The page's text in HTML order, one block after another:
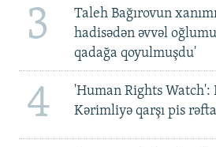
3
Taleh Bağırovun
hadisədən əvvəl
qadağa qoyulmuşdu'
4
'Human Rights
Kərimliyə qarşı pis